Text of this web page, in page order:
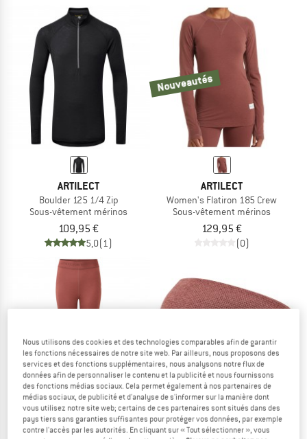
ARTILECT
Boulder 125 1/4 Zip
Sous-vêtement mérinos
109,95 €
5,0(1)
Nouveautés
ARTILECT
Women's Flatiron 185 Crew
Sous-vêtement mérinos
129,95 €
(0)
Nous utilisons des cookies et des technologies comparables afin de garantir
les fonctions nécessaires de notre site web. Par ailleurs, nous proposons des
services et des fonctions supplémentaires, nous analysons notre flux de
données afin de personnaliser le contenu et la publicité et nous fournissons
des fonctions médias sociaux. Cela permet également à nos partenaires de
médias sociaux, de publicité et d'analyse de s'informer sur la manière dont
vous utilisez notre site web; certains de ces partenaires sont situés dans des
pays tiers sans garanties suffisantes pour protéger vos données, par exemple
contre l'accès par les autorités. En cliquant sur « Tout sélectionner », vous